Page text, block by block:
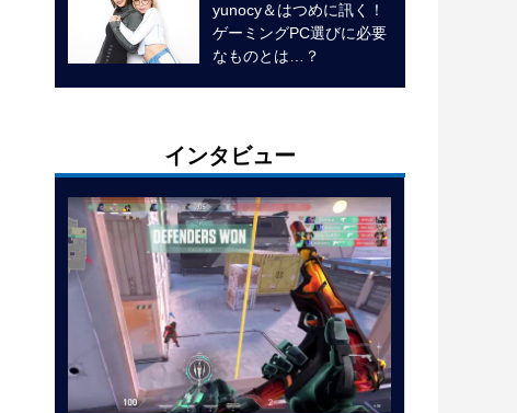
yunocy＆はつめに訊く！
ゲーミングPC選びに必要
なものとは…？
インタビュー